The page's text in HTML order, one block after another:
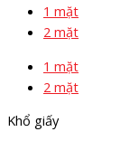
1 mặt
2 mặt
1 mặt
2 mặt
Khổ giấy